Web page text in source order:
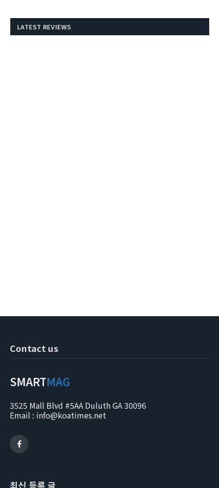
LATEST REVIEWS
Contact us
SMARTMAG
3525 Mall Blvd #5AA Duluth GA 30096
Email : info@koatimes.net
Facebook
최신 등록 글